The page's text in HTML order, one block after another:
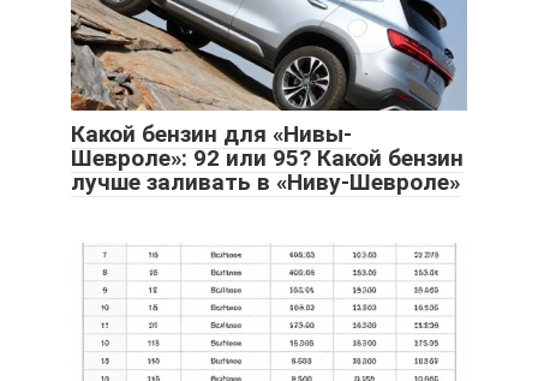
Какой бензин для «Нивы-
Шевроле»: 92 или 95? Какой бензин
лучше заливать в «Ниву-Шевроле»